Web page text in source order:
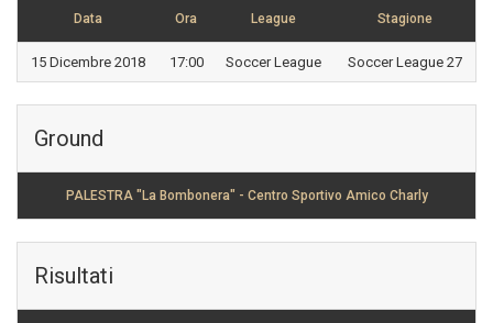
Data Ora League Stagione
15 Dicembre 2018 17:00 Soccer League Soccer League 27
Ground
PALESTRA "La Bombonera" - Centro Sportivo Amico Charly
Risultati